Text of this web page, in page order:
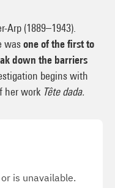
Arp (1889–1943).
wasone of the first to
down the barriers
begins with
her work Tête dada.